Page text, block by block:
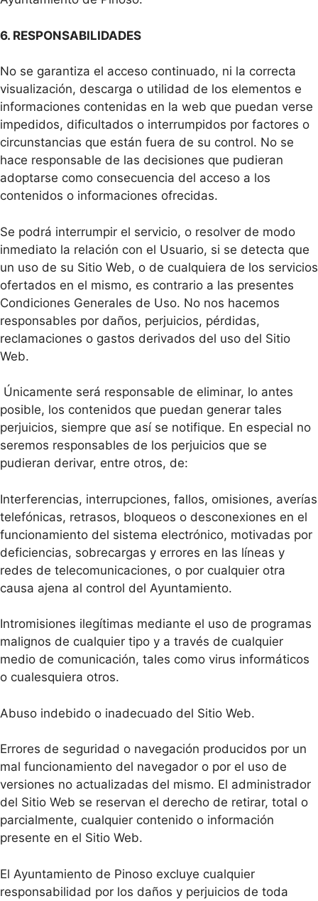
6. RESPONSABILIDADES
No se garantiza el acceso continuado, ni la correcta
visualización, descarga o utilidad de los elementos e
informaciones contenidas en la web que puedan verse
impedidos, dificultados o interrumpidos por factores o
circunstancias que están fuera de su control. No se
hace responsable de las decisiones que pudieran
adoptarse como consecuencia del acceso a los
contenidos o informaciones ofrecidas.
Se podrá interrumpir el servicio, o resolver de modo
inmediato la relación con el Usuario, si se detecta que
un uso de su Sitio Web, o de cualquiera de los servicios
ofertados en el mismo, es contrario a las presentes
Condiciones Generales de Uso. No nos hacemos
responsables por daños, perjuicios, pérdidas,
reclamaciones o gastos derivados del uso del Sitio
Web.
Únicamente será responsable de eliminar, lo antes
posible, los contenidos que puedan generar tales
perjuicios, siempre que así se notifique. En especial no
seremos responsables de los perjuicios que se
pudieran derivar, entre otros, de:
Interferencias, interrupciones, fallos, omisiones, averías
telefónicas, retrasos, bloqueos o desconexiones en el
funcionamiento del sistema electrónico, motivadas por
deficiencias, sobrecargas y errores en las líneas y
redes de telecomunicaciones, o por cualquier otra
causa ajena al control del Ayuntamiento.
Intromisiones ilegítimas mediante el uso de programas
malignos de cualquier tipo y a través de cualquier
medio de comunicación, tales como virus informáticos
o cualesquiera otros.
Abuso indebido o inadecuado del Sitio Web.
Errores de seguridad o navegación producidos por un
mal funcionamiento del navegador o por el uso de
versiones no actualizadas del mismo. El administrador
del Sitio Web se reservan el derecho de retirar, total o
parcialmente, cualquier contenido o información
presente en el Sitio Web.
El Ayuntamiento de Pinoso excluye cualquier
responsabilidad por los daños y perjuicios de toda